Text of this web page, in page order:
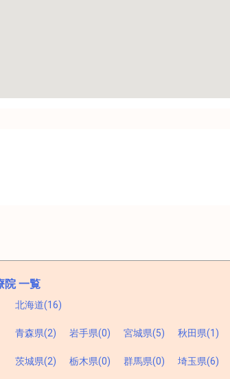
院 一覧
北海道(16)
青森県(2) 岩手県(0) 宮城県(5) 秋田県(1)
茨城県(2) 栃木県(0) 群馬県(0) 埼玉県(6)